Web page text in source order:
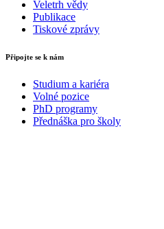
Veletrh vědy
Publikace
Tiskové zprávy
Připojte se k nám
Studium a kariéra
Volné pozice
PhD programy
Přednáška pro školy